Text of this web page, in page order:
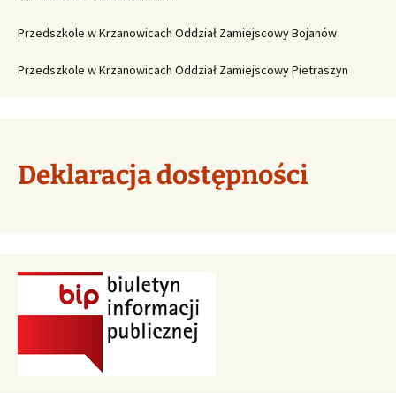
Przedszkole w Krzanowicach Oddział Zamiejscowy Bojanów
Przedszkole w Krzanowicach Oddział Zamiejscowy Pietraszyn
Deklaracja dostępności